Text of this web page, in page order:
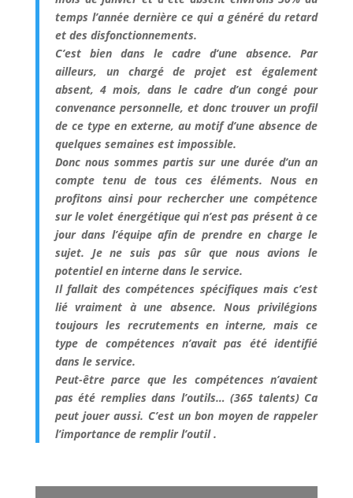
temps l’année dernière ce qui a généré du retard
et des disfonctionnements.
C’est bien dans le cadre d’une absence. Par
ailleurs, un chargé de projet est également
absent, 4 mois, dans le cadre d’un congé pour
convenance personnelle, et donc trouver un profil
de ce type en externe, au motif d’une absence de
quelques semaines est impossible.
Donc nous sommes partis sur une durée d’un an
compte tenu de tous ces éléments. Nous en
profitons ainsi pour rechercher une compétence
sur le volet énergétique qui n’est pas présent à ce
jour dans l’équipe afin de prendre en charge le
sujet. Je ne suis pas sûr que nous avions le
potentiel en interne dans le service.
Il fallait des compétences spécifiques mais c’est
lié vraiment à une absence. Nous privilégions
toujours les recrutements en interne, mais ce
type de compétences n’avait pas été identifié
dans le service.
Peut-être parce que les compétences n’avaient
pas été remplies dans l’outils… (365 talents) Ca
peut jouer aussi. C’est un bon moyen de rappeler
l’importance de remplir l’outil .